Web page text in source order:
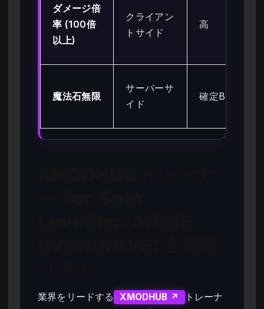
ダメージ倍
率 (100倍
以上)
クライアン
トサイド
高
魔法石無限
サーバーサ
イド
確定BAN
業界をリードする XMODHUB ↗
トレーナ